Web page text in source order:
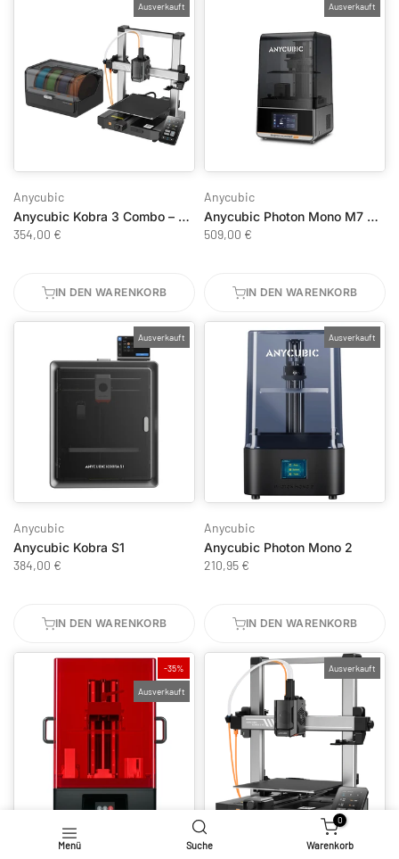
Ausverkauft
Anycubic
Anycubic Kobra 3 Combo – Multicolor 3D-Drucker mit ACE Pro
354,00 €
IN DEN WARENKORB
Ausverkauft
Anycubic
Anycubic Photon Mono M7 Pro
509,00 €
IN DEN WARENKORB
Ausverkauft
Anycubic
Anycubic Kobra S1
384,00 €
IN DEN WARENKORB
Ausverkauft
Anycubic
Anycubic Photon Mono 2
210,95 €
IN DEN WARENKORB
-35%
Ausverkauft
Ausverkauft
Menü Suche
0
Warenkorb